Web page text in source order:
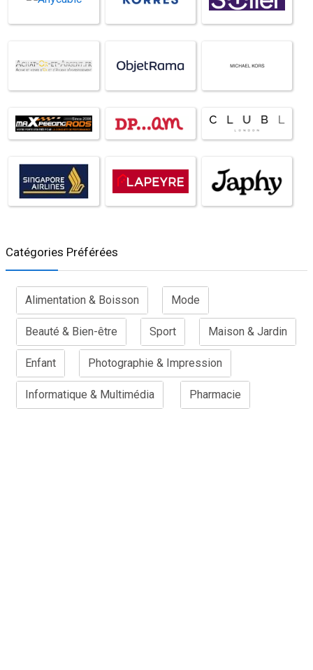
Catégories Préférées
Alimentation & Boisson Mode
Beauté & Bien-être Sport Maison & Jardin
Enfant Photographie & Impression
Informatique & Multimédia Pharmacie